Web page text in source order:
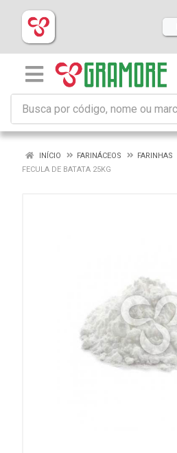
INÍCIO FARINÁCEOS
FARINHAS
FECULA DE BATATA 25KG